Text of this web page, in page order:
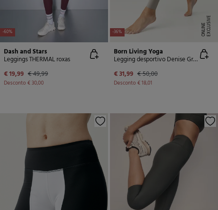
-60%
Dash and Stars
Leggings THERMAL roxas
€ 19,99 € 49,99
Desconto€ 30,00
-36% E
X
C
L
U
SI
V
E
O
N
LI
N
E
Born Living Yoga
Legging desportivo Denise Grain
€ 31,99 € 50,00
Desconto€ 18,01